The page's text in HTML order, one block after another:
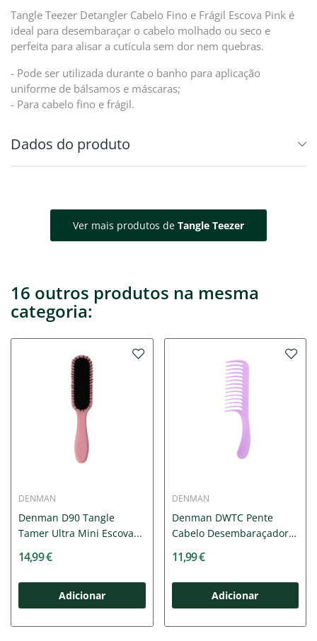
Tangle Teezer Detangler Cabelo Fino e Frágil Escova Pink é
ideal para desembaraçar o cabelo molhado ou seco e
perfeita para alisar a cutícula sem dor nem quebras.
- Pode ser utilizada durante o banho para aplicação
uniforme de bálsamos e máscaras;
- Para cabelo fino e frágil.
Dados do produto
Ver mais produtos de Tangle Teezer
16 outros produtos na mesma
categoria:
DENMAN
Denman D90 Tangle
Tamer Ultra Mini Escova...
14,99 €
Adicionar
DENMAN
Denman DWTC Pente
Cabelo Desembaraçador
11,99 €
Adicionar